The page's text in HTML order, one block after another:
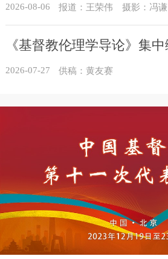
2026-08-06 报道：王荣伟 摄影：冯谦
2026-07-27 供稿：黄友赛